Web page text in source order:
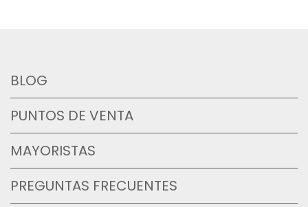
BLOG
PUNTOS DE VENTA
MAYORISTAS
PREGUNTAS FRECUENTES